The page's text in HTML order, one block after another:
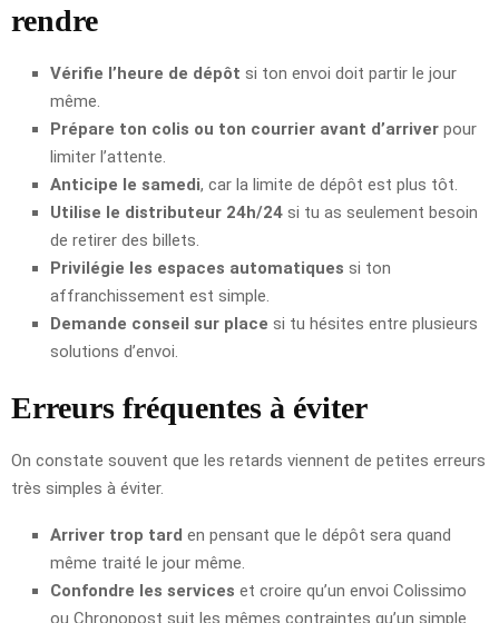
rendre
Vérifie l’heure de dépôt si ton envoi doit partir le jour
même.
Prépare ton colis ou ton courrier avant d’arriver pour
limiter l’attente.
Anticipe le samedi, car la limite de dépôt est plus tôt.
Utilise le distributeur 24h/24 si tu as seulement besoin
de retirer des billets.
Privilégie les espaces automatiques si ton
affranchissement est simple.
Demande conseil sur place si tu hésites entre plusieurs
solutions d’envoi.
Erreurs fréquentes à éviter
On constate souvent que les retards viennent de petites erreurs
très simples à éviter.
Arriver trop tard en pensant que le dépôt sera quand
même traité le jour même.
Confondre les services et croire qu’un envoi Colissimo
ou Chronopost suit les mêmes contraintes qu’un simple